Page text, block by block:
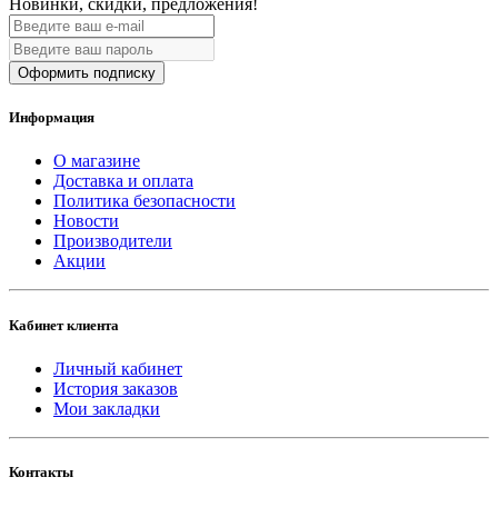
Новинки, скидки, предложения!
Оформить подписку
Информация
О магазине
Доставка и оплата
Политика безопасности
Новости
Производители
Акции
Кабинет клиента
Личный кабинет
История заказов
Мои закладки
Контакты